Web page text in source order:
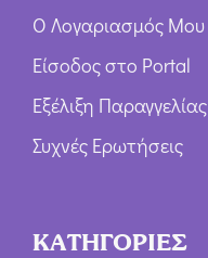
Ο Λογαριασμός Μου
Είσοδος στο Portal
Εξέλιξη Παραγγελίας
Συχνές Ερωτήσεις
ΚΑΤΗΓΟΡΙΕΣ